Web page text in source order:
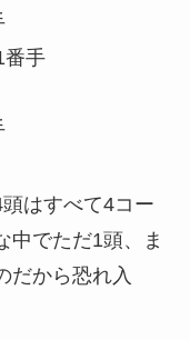
手
はすべて4コー
中でただ1頭、ま
だから恐れ入